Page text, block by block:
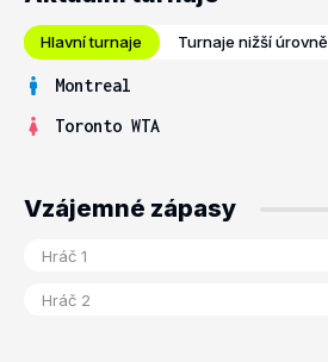
Hlavní turnaje Turnaje nižší úrovně
Montreal
Toronto WTA
Vzájemné zápasy